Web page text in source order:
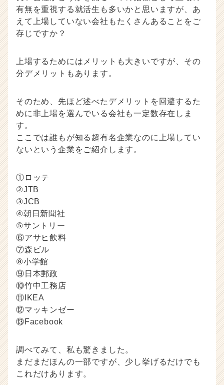
有無を重視する就活生も多いかと思いますが、あ
えて上場していない会社もたくさんあることをご
存じですか？
上場するためにはメリットも大きいですが、その
分デメリットもあります。
そのため、先ほど述べたデメリットを回避するた
めに非上場を選んでいる会社も一定数存在しま
す。
ここでは誰もが知る超有名企業なのに上場してい
ないという企業をご紹介します。
①ロッテ
②JTB
③JCB
④朝日新聞社
⑤サントリー
⑥アサヒ飲料
⑦森ビル
⑧小学館
⑨日本郵政
⑩竹中工務店
⑪IKEA
⑫マッキンゼー
⑬Facebook
調べてみて、私も驚きました。
まだまだほんの一部ですが、少し挙げるだけでも
これだけあります。